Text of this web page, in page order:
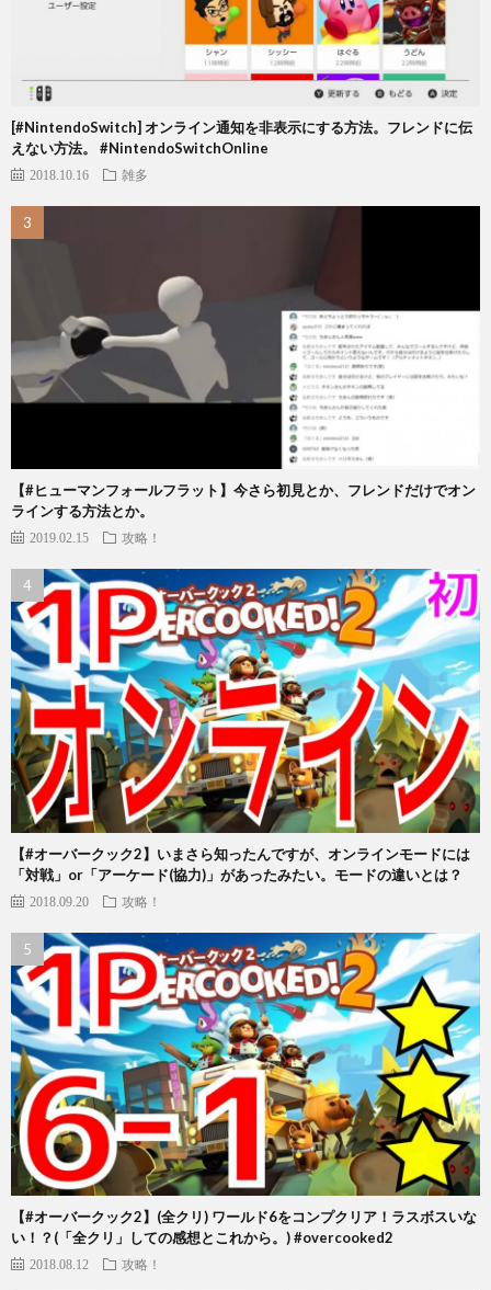
[#NintendoSwitch] オンライン通知を非表示にする方法。フレンドに伝
えない方法。 #NintendoSwitchOnline
2018.10.16 雑多
【#ヒューマンフォールフラット】今さら初見とか、フレンドだけでオン
ラインする方法とか。
2019.02.15 攻略！
【#オーバークック2】いまさら知ったんですが、オンラインモードには
「対戦」or「アーケード(協力)」があったみたい。モードの違いとは？
2018.09.20 攻略！
【#オーバークック2】(全クリ) ワールド6をコンプクリア！ラスボスいな
い！？(「全クリ」しての感想とこれから。) #overcooked2
2018.08.12 攻略！